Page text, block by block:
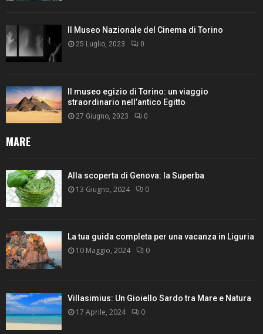
Il Museo Nazionale del Cinema di Torino
25 Luglio, 2023 0
Il museo egizio di Torino: un viaggio
straordinario nell’antico Egitto
27 Giugno, 2023 0
MARE
Alla scoperta di Genova: la Superba
13 Giugno, 2024 0
La tua guida completa per una vacanza in Liguria
10 Maggio, 2024 0
Villasimius: Un Gioiello Sardo tra Mare e Natura
17 Aprile, 2024 0